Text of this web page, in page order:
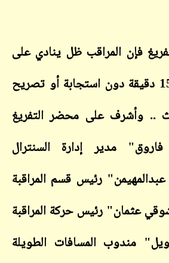
فإن المراقب ظل ينادي على
السائقين أكثر من 15 دقيقة دون استجابة أو تصريح
.. وأشرف على محضر التفريغ
مدير إدارة السنترال
رئيس قسم المراقبة
عثمان" رئيس حركة المراقبة
مندوب المسافات الطويلة